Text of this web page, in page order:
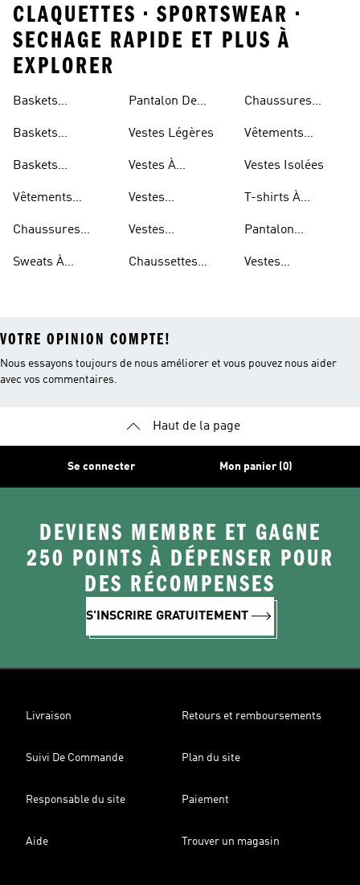
CLAQUETTES • SPORTSWEAR •
SECHAGE RAPIDE ET PLUS À
EXPLORER
Baskets
Femme
Baskets
Hommes
Baskets
Enfants
Vêtements
Chaussures
Sweats À
Pantalon De
Vestes Légères
Vestes À
Vestes
Pour Hommes
Vestes
Pour Femmes
Chaussettes
Chaussures
Vêtements
Vestes Isolées
T-shirts À
Pantalon
Vestes
VOTRE OPINION COMPTE!
Nous essayons toujours de nous améliorer et vous pouvez nous aider
avec vos commentaires.
Haut de la page
Se connecter Mon panier (0)
DEVIENS MEMBRE ET GAGNE
250 POINTS À DÉPENSER POUR
DES RÉCOMPENSES
S'INSCRIRE GRATUITEMENT
Livraison Retours et remboursements
Suivi De Commande Plan du site
Responsable du site Paiement
Aide Trouver un magasin